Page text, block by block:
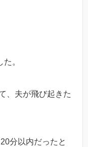
。
、夫が飛び起きた
分以内だったと